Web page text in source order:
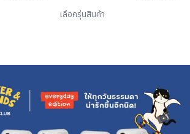
เลือกรุ่นสินค้า